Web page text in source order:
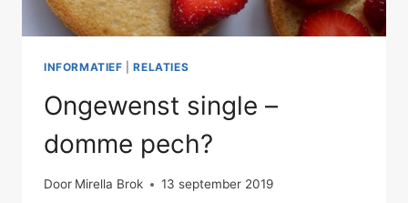
INFORMATIEF |RELATIES
Ongewenst single –
domme pech?
Door Mirella Brok 13 september 2019